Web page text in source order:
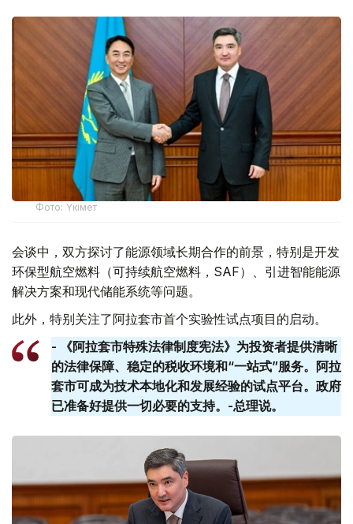
Фото: Үкімет
会谈中，双方探讨了能源领域长期合作的前景，特别是开发
环保型航空燃料（可持续航空燃料，SAF）、引进智能能源
解决方案和现代储能系统等问题。
此外，特别关注了阿拉套市首个实验性试点项目的启动。
- 《阿拉套市特殊法律制度宪法》为投资者提供清晰
的法律保障、稳定的税收环境和“一站式”服务。阿拉
套​​市可成为技术本地化和发展经验的试点平台。政府
已准备好提供一切必要的支持。-总理说。